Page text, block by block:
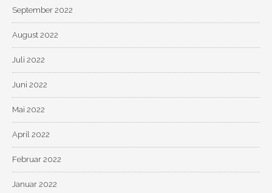
September 2022
August 2022
Juli 2022
Juni 2022
Mai 2022
April 2022
Februar 2022
Januar 2022